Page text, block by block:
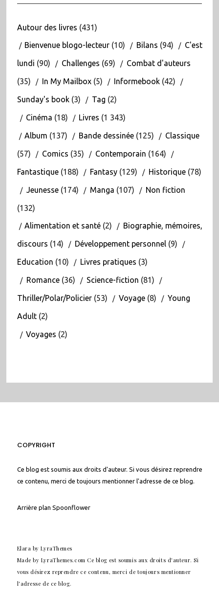
Autour des livres (431)
Bienvenue blogo-lecteur(10) Bilans (94) C'est
lundi (90) Challenges (69) Combat d'auteurs
(35) In My Mailbox(5) Informebook(42)
Sunday's book(3) Tag (2)
Cinéma (18) Livres (1 343)
Album (137) Bande dessinée(125) Classique
(57) Comics (35) Contemporain (164)
Fantastique(188) Fantasy(129) Historique(78)
Jeunesse(174) Manga (107) Non fiction
(132)
Alimentation et santé(2) Biographie, mémoires,
discours (14) Développement personnel(9)
Education (10) Livres pratiques (3)
Romance(36) Science-fiction (81)
Thriller/Polar/Policier(53) Voyage(8) Young
Adult(2)
Voyages (2)
COPYRIGHT
Ce blog est soumis aux droits d'auteur. Si vous désirez reprendre
ce contenu, merci de toujours mentionner l'adresse de ce blog.
Arrière plan Spoonflower
Elara by LyraThemes
Made by LyraThemes.com Ce blog est soumis aux droits d'auteur. Si
vous désirez reprendre ce contenu, merci de toujours mentionner
l'adresse de ce blog.